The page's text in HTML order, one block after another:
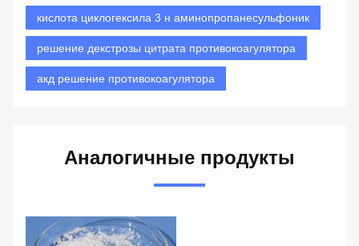
кислота циклогексила 3 н аминопропанесульфоник
решение декстрозы цитрата противокоагулятора
акд решение противокоагулятора
Аналогичные продукты